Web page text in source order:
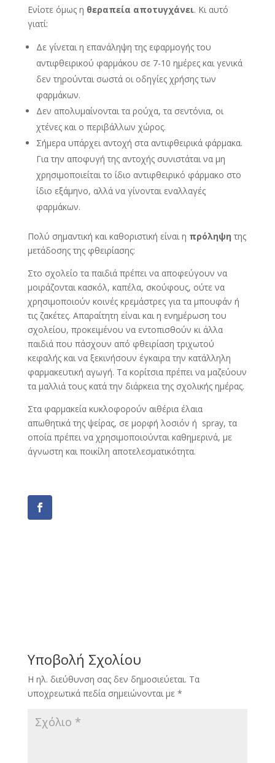
Ενίοτε όμως η θεραπεία αποτυγχάνει. Κι αυτό
γιατί:
Δε γίνεται η επανάληψη της εφαρμογής του
αντιφθειρικού φαρμάκου σε 7-10 ημέρες και γενικά
δεν τηρούνται σωστά οι οδηγίες χρήσης των
φαρμάκων.
Δεν απολυμαίνονται τα ρούχα, τα σεντόνια, οι
χτένες και ο περιβάλλων χώρος.
Σήμερα υπάρχει αντοχή στα αντιφθειρικά φάρμακα.
Για την αποφυγή της αντοχής συνιστάται να μη
χρησιμοποιείται το ίδιο αντιφθειρικό φάρμακο στο
ίδιο εξάμηνο, αλλά να γίνονται εναλλαγές
φαρμάκων.
Πολύ σημαντική και καθοριστική είναι η πρόληψη της
μετάδοσης της φθειρίασης:
Στο σχολείο τα παιδιά πρέπει να αποφεύγουν να
μοιράζονται κασκόλ, καπέλα, σκούφους, ούτε να
χρησιμοποιούν κοινές κρεμάστρες για τα μπουφάν ή
τις ζακέτες. Απαραίτητη είναι και η ενημέρωση του
σχολείου, προκειμένου να εντοπισθούν κι άλλα
παιδιά που πάσχουν από φθειρίαση τριχωτού
κεφαλής και να ξεκινήσουν έγκαιρα την κατάλληλη
φαρμακευτική αγωγή. Τα κορίτσια πρέπει να μαζεύουν
τα μαλλιά τους κατά την διάρκεια της σχολικής ημέρας.
Στα φαρμακεία κυκλοφορούν αιθέρια έλαια
απωθητικά της ψείρας, σε μορφή λοσιόν ή spray, τα
οποία πρέπει να χρησιμοποιούνται καθημερινά, με
άγνωστη και ποικίλη αποτελεσματικότητα.
Υποβολή Σχολίου
Η ηλ. διεύθυνση σας δεν δημοσιεύεται. Τα
υποχρεωτικά πεδία σημειώνονται με *